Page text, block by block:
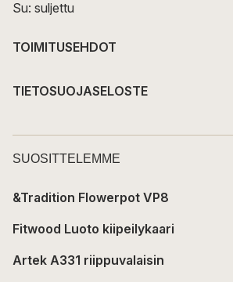
Su: suljettu
TOIMITUSEHDOT
TIETOSUOJASELOSTE
SUOSITTELEMME
&Tradition Flowerpot VP8
Fitwood Luoto kiipeilykaari
Artek A331 riippuvalaisin